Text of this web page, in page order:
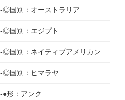
-◎国別：オーストラリア
-◎国別：エジプト
-◎国別：ネイティブアメリカン
-◎国別：ヒマラヤ
-●形：アンク